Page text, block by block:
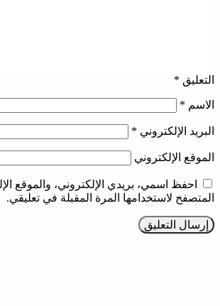
التعليق *
الاسم *
البريد الإلكتروني *
الموقع الإلكتروني
احفظ اسمي، بريدي الإلكتروني، والموقع
المتصفح لاستخدامها المرة المقبلة في تعليقي.